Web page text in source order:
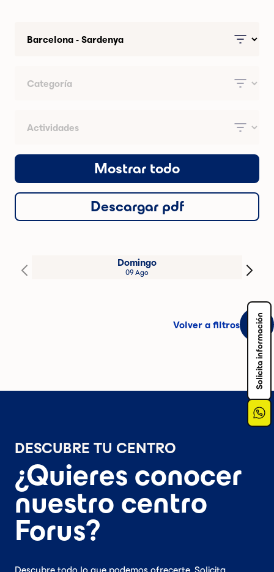
Mostrar todo
Descargar pdf
Domingo
09 Ago
Volver a filtros
DESCUBRE TU CENTRO
¿Quieres conocer
nuestro centro
Forus?
Solicita información